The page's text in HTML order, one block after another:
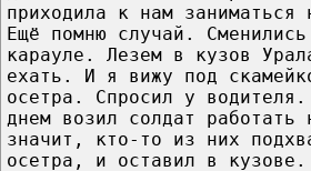
приходила к нам заниматься
Ещё помню случай.
карауле. Лезем в кузов
ехать. И я вижу под
осетра. Спросил у
днем возил солдат
значит, кто-то из них
осетра, и оставил в кузове.